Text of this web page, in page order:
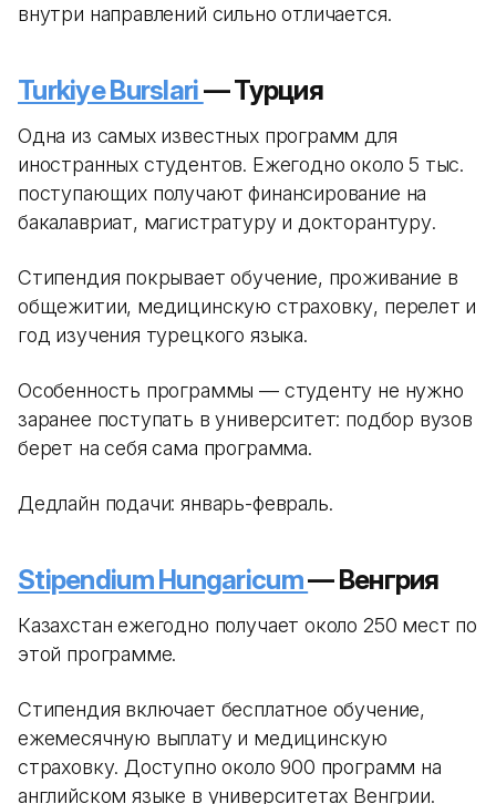
внутри направлений сильно отличается.
Turkiye Burslari— Турция
Одна из самых известных программ для
иностранных студентов. Ежегодно около 5 тыс.
поступающих получают финансирование на
бакалавриат, магистратуру и докторантуру.
Стипендия покрывает обучение, проживание в
общежитии, медицинскую страховку, перелет и
год изучения турецкого языка.
Особенность программы — студенту не нужно
заранее поступать в университет: подбор вузов
берет на себя сама программа.
Дедлайн подачи: январь-февраль.
Stipendium Hungaricum— Венгрия
Казахстан ежегодно получает около 250 мест по
этой программе.
Стипендия включает бесплатное обучение,
ежемесячную выплату и медицинскую
страховку. Доступно около 900 программ на
английском языке в университетах Венгрии.